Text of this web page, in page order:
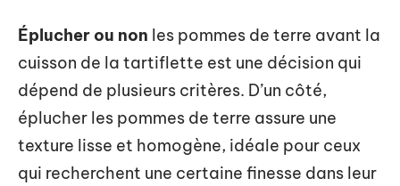
Éplucher ou non les pommes de terre avant la
cuisson de la tartiflette est une décision qui
dépend de plusieurs critères. D’un côté,
éplucher les pommes de terre assure une
texture lisse et homogène, idéale pour ceux
qui recherchent une certaine finesse dans leur